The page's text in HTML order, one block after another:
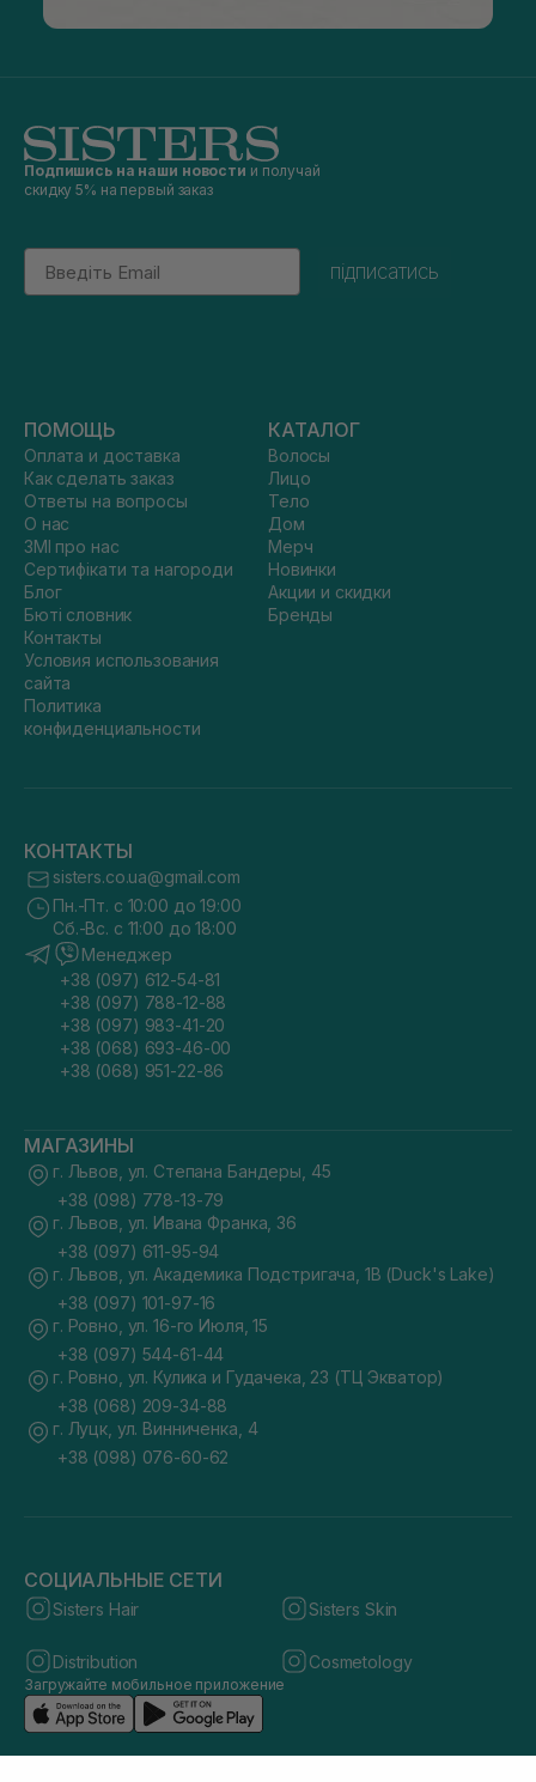
Подпишись на наши новости и получай
скидку 5% на первый заказ
Email
підписатись
ПОМОЩЬ
Оплата и доставка
Как сделать заказ
Ответы на вопросы
О нас
ЗМІ про нас
Сертифікати та нагороди
Блог
Бюті словник
Контакты
Условия использования
сайта
Политика
конфиденциальности
КАТАЛОГ
Волосы
Лицо
Тело
Дом
Мерч
Новинки
Акции и скидки
Бренды
КОНТАКТЫ
sisters.co.ua@gmail.com
Пн.-Пт. с 10:00 до 19:00
Сб.-Вс. с 11:00 до 18:00
Менеджер
+38 (097) 612-54-81
+38 (097) 788-12-88
+38 (097) 983-41-20
+38 (068) 693-46-00
+38 (068) 951-22-86
МАГАЗИНЫ
г. Львов, ул. Степана Бандеры, 45
+38 (098) 778-13-79
г. Львов, ул. Ивана Франка, 36
+38 (097) 611-95-94
г. Львов, ул. Академика Подстригача, 1В (Duck's Lake)
+38 (097) 101-97-16
г. Ровно, ул. 16-го Июля, 15
+38 (097) 544-61-44
г. Ровно, ул. Кулика и Гудачека, 23 (ТЦ Экватор)
+38 (068) 209-34-88
г. Луцк, ул. Винниченка, 4
+38 (098) 076-60-62
СОЦИАЛЬНЫЕ СЕТИ
Sisters Hair Sisters Skin
Distribution Cosmetology
Загружайте мобильное приложение